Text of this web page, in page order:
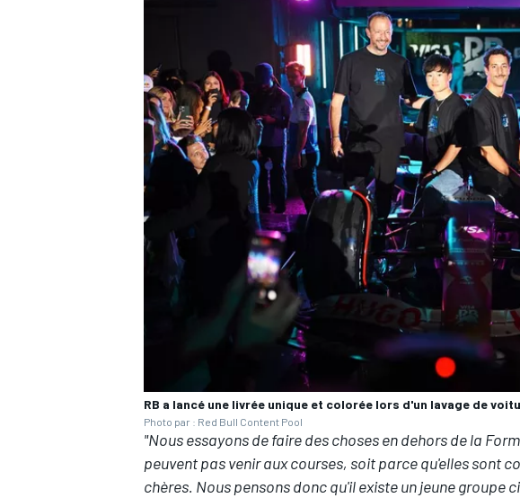
RB a lancé une livrée unique et colorée lors d'un lavage de
Photo par : Red Bull Content Pool
"Nous essayons de faire des choses en dehors de la
peuvent pas venir aux courses, soit parce qu'elles sont
chères. Nous pensons donc qu'il existe un jeune groupe